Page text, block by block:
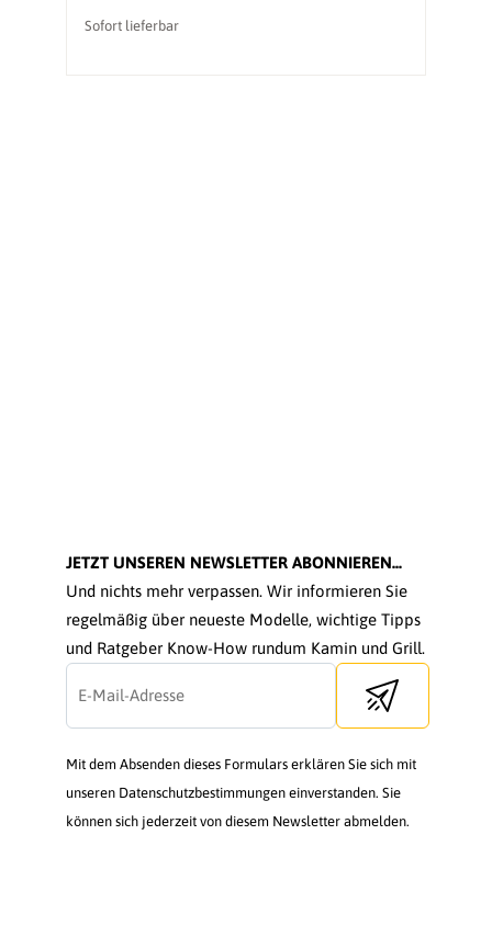
Sofort lieferbar
JETZT UNSEREN NEWSLETTER ABONNIEREN...
Und nichts mehr verpassen. Wir informieren Sie
regelmäßig über neueste Modelle, wichtige Tipps
und Ratgeber Know-How rundum Kamin und Grill.
Send newsletter
Mit dem Absenden dieses Formulars erklären Sie sich mit
unseren Datenschutzbestimmungen einverstanden. Sie
können sich jederzeit von diesem Newsletter abmelden.